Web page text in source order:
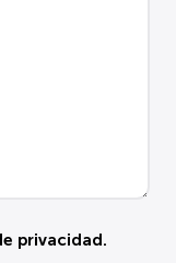
privacidad.